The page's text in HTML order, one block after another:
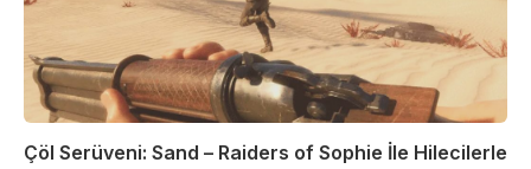
Çöl Serüveni: Sand – Raiders of Sophie İle Hilecilerle